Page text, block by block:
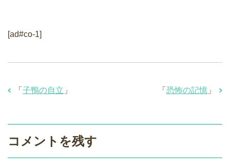
[ad#co-1]
「 恐怖の記憶 」
「 子鴨の自立 」
コメントを残す